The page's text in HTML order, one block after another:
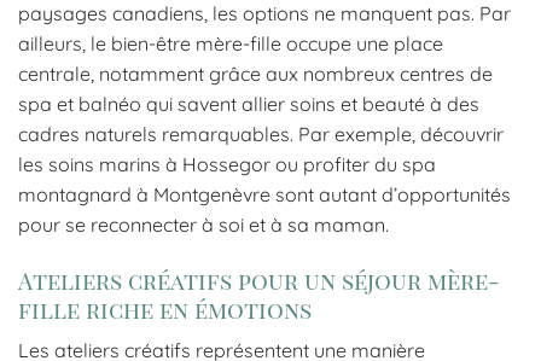
paysages canadiens, les options ne manquent pas. Par
ailleurs, le bien-être mère-fille occupe une place
centrale, notamment grâce aux nombreux centres de
spa et balnéo qui savent allier soins et beauté à des
cadres naturels remarquables. Par exemple, découvrir
les soins marins à Hossegor ou profiter du spa
montagnard à Montgenèvre sont autant d’opportunités
pour se reconnecter à soi et à sa maman.
Ateliers créatifs pour un séjour mère-
fille riche en émotions
Les ateliers créatifs représentent une manière